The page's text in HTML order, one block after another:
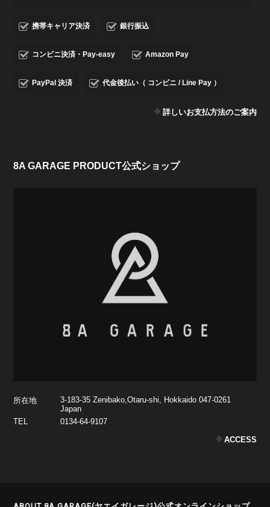
携帯キャリア決済 銀行振込
コンビニ決済・Pay-easy Amazon Pay
PayPal 決済 代金後払い（ コンビニ / Line Pay ）
詳しいお支払方法のご案内
8A GARAGE PRODUCT公式ショップ
所在地
3-183-35 Zenibako,Otaru-shi, Hokkaido 047-0261
Japan
TEL
0134-64-9107
ACCESS